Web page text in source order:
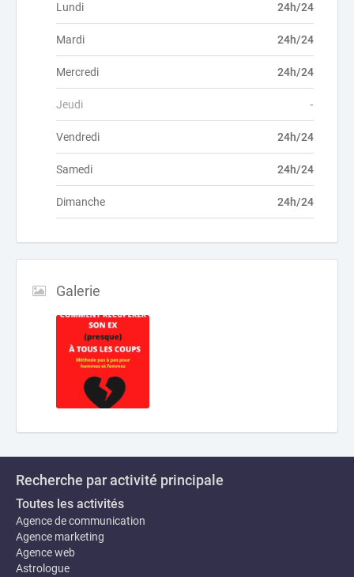
Lundi 24h/24
Mardi 24h/24
Mercredi 24h/24
Jeudi -
Vendredi 24h/24
Samedi 24h/24
Dimanche 24h/24
Galerie
Recherche par activité principale
Toutes les activités
Agence de communication
Agence marketing
Agence web
Astrologue